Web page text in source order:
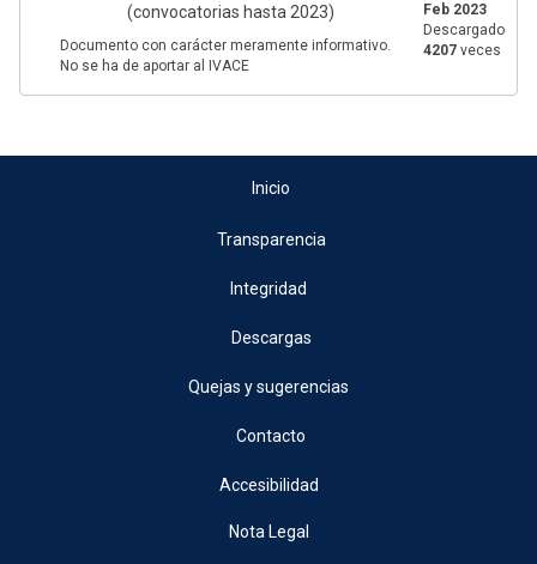
(convocatorias hasta 2023)
Documento con carácter meramente informativo.
No se ha de aportar al IVACE
Feb 2023
Descargado
4207 veces
Inicio
Transparencia
Integridad
Descargas
Quejas y sugerencias
Contacto
Accesibilidad
Nota Legal